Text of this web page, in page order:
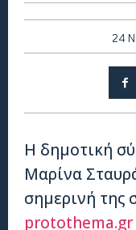
24
Η δημοτική
Μαρίνα
σημερινή της
protothema.gr